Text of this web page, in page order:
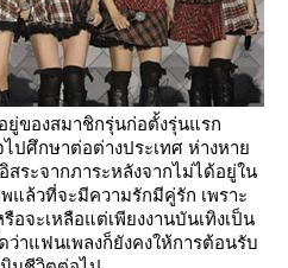
ยู่ของสมาชิกรุ่นก่อตั้งรุ่นแรก
ไปศึกษาต่อต่างประเทศ ห่างหา
สระจากภาระหลังจากไม่ได้อยู่ใน
แล้วที่จะมีความรักมีคู่รัก เพราะ
อจะเหลือแต่เพียงงานบันเทิงเป็น
าแฟนเพลงก็ยังคงให้การต้อนรับ